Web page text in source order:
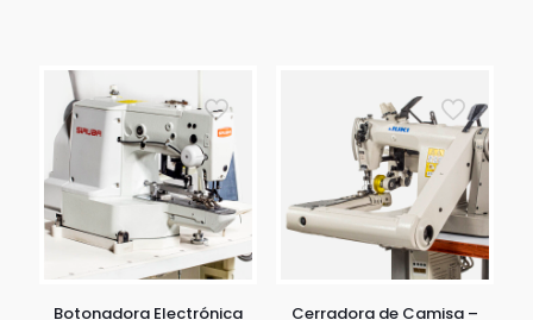
Botonadora Electrónica
Cerradora de Camisa –